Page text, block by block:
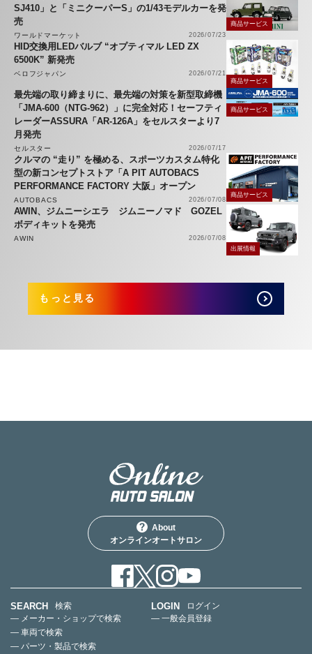
SJ410」と「ミニクーパーS」の1/43モデルカーを発
売
ワールドマーケット 2026/07/23
商品サービス
HID交換用LEDバルブ “オプティマル LED ZX
6500K” 新発売
ベロフジャパン
2026/07/21
商品サービス
最先端の取り締まりに、最先端の対策を新型取締機
「JMA-600（NTG-962）」に完全対応！セーフティ
レーダーASSURA「AR-126A」をセルスターより7
月発売
セルスター 2026/07/17
商品サービス
クルマの “走り” を極める、スポーツカスタム特化
型の新コンセプトストア「A PIT AUTOBACS
PERFORMANCE FACTORY 大阪」オープン
AUTOBACS 2026/07/08
商品サービス
AWIN、ジムニーシエラ ジムニーノマド GOZEL
ボディキットを発売
AWIN
2026/07/08
出展情報
もっと見る
About
オンラインオートサロン
SEARCH
検索
— メーカー・ショップで検索
— 車両で検索
— パーツ・製品で検索
LOGIN
ログイン
— 一般会員登録